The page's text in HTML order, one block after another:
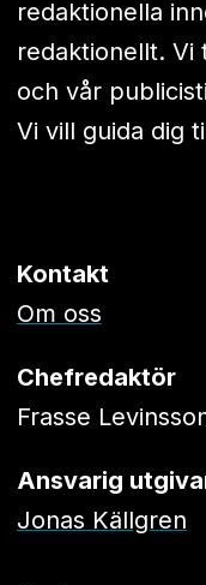
redaktionella
redaktionellt. Vi
och vår
Vi vill guida dig
Kontakt
Om oss
Chefredaktör
Frasse
Ansvarig
Jonas Källgren